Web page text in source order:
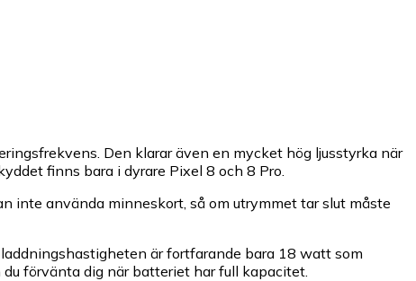
Den klarar även en mycket hög ljusstyrka när
finns bara i dyrare Pixel 8 och 8 Pro.
inte använda minneskort, så om utrymmet tar slut måste
är fortfarande bara 18 watt som
förvänta dig när batteriet har full kapacitet.